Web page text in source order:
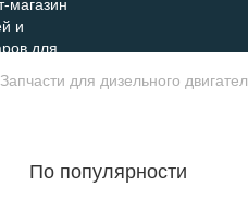
Запчасти для дизельного
По популярности